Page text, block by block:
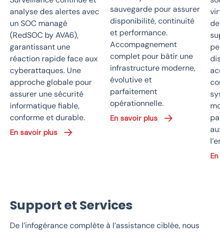
analyse des alertes avec
un SOC managé
(RedSOC by AVA6),
garantissant une
réaction rapide face aux
cyberattaques. Une
approche globale pour
assurer une sécurité
informatique fiable,
conforme et durable.
En savoir plus
sauvegarde pour assurer
disponibilité, continuité
et performance.
Accompagnement
complet pour bâtir une
infrastructure moderne,
évolutive et
parfaitement
opérationnelle.
En savoir plus
Support et Services
De l’infogérance complète à l’assistance ciblée, nous